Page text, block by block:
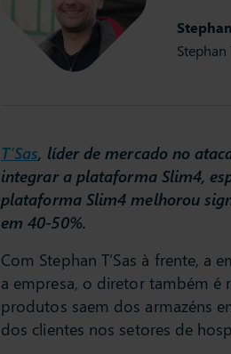
Stephan
T’Sas, líder de mercado no
integrar a plataforma Slim4,
plataforma Slim4 melhorou
em 40-50%.
Com Stephan T’Sas à frente, a
a empresa, o diretor também é
produtos saem dos armazéns
dos clientes nos setores de